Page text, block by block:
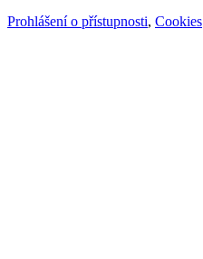
Prohlášení o přístupnosti, Cookies